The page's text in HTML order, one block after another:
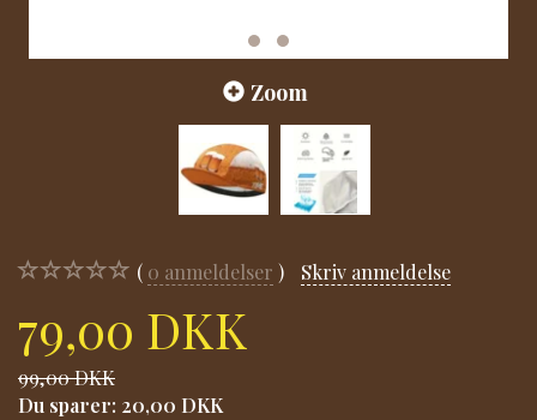
Zoom
0 anmeldelser Skriv anmeldelse
79,00 DKK
99,00 DKK
Du sparer: 20,00 DKK